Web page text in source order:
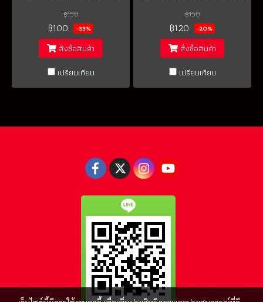
fringilla elit.
฿150
฿100 -33%
สั่งซื้อสินค้า
เปรียบเทียบ
fringilla elit.
฿150
฿120 -20%
สั่งซื้อสินค้า
เปรียบเทียบ